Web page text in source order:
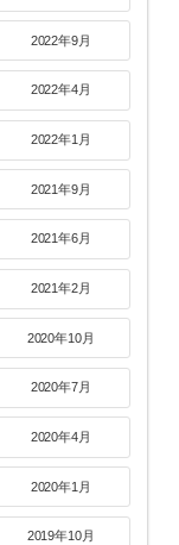
2022年9月
2022年4月
2022年1月
2021年9月
2021年6月
2021年2月
2020年10月
2020年7月
2020年4月
2020年1月
2019年10月